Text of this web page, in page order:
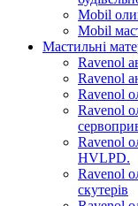
Mobil
Mobil
Мастильні
Ravenol
Ravenol
Ravenol
Ravenol
Ravenol
HVLPD.
Ravenol
скутерів